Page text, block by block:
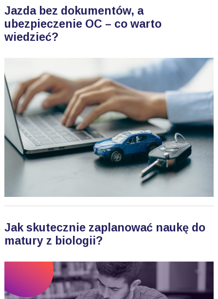
Jazda bez dokumentów, a
ubezpieczenie OC – co warto
wiedzieć?
Jak skutecznie zaplanować naukę do
matury z biologii?